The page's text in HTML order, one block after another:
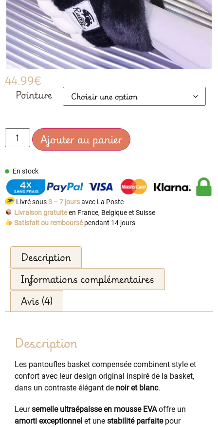
44.99€
Pointure
Ajouter au panier
En stock
Livré sous3 – 7 joursavec La Poste
Livraison gratuiteen France, Belgique et Suisse
Satisfait ou remboursépendant 14 jours
Description
Informations complémentaires
Avis (4)
Description
Les pantoufles basket compensée combinent style et
confort avec leur design original inspiré de la basket,
dans un contraste élégant de noir et blanc.
Leursemelle ultraépaisse en mousse EVAoffre un
amorti exceptionnel et une stabilité parfaitepour